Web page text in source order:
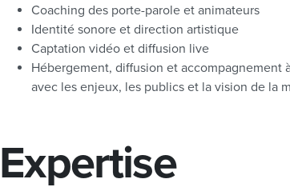
Coaching des porte-parole et animateurs
Identité sonore et direction artistique
Captation vidéo et diffusion live
Hébergement, diffusion et accompagnement
avec les enjeux, les publics et la vision de la
Expertise